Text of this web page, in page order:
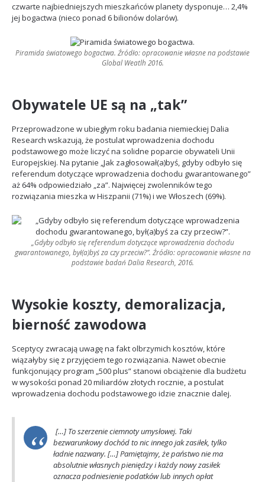
czwarte najbiedniejszych mieszkańców planety dysponuje… 2,4%
jej bogactwa (nieco ponad 6 bilionów dolarów).
Piramida światowego bogactwa. Źródło: opracowanie własne na podstawie
Global Weatlh 2016.
Obywatele UE są na „tak”
Przeprowadzone w ubiegłym roku badania niemieckiej Dalia
Research wskazują, że postulat wprowadzenia dochodu
podstawowego może liczyć na solidne poparcie obywateli Unii
Europejskiej. Na pytanie „Jak zagłosował(a)byś, gdyby odbyło się
referendum dotyczące wprowadzenia dochodu gwarantowanego”
aż 64% odpowiedziało „za”. Najwięcej zwolenników tego
rozwiązania mieszka w Hiszpanii (71%) i we Włoszech (69%).
„Gdyby odbyło się referendum dotyczące wprowadzenia dochodu
gwarantowanego, był(a)byś za czy przeciw?”. Źródło: opracowanie własne na
podstawie badań Dalia Research, 2016.
Wysokie koszty, demoralizacja,
bierność zawodowa
Sceptycy zwracają uwagę na fakt olbrzymich kosztów, które
wiązałyby się z przyjęciem tego rozwiązania. Nawet obecnie
funkcjonujący program „500 plus” stanowi obciążenie dla budżetu
w wysokości ponad 20 miliardów złotych rocznie, a postulat
wprowadzenia dochodu podstawowego idzie znacznie dalej.
[…] To szerzenie ciemnoty umysłowej. Taki
bezwarunkowy dochód to nic innego jak zasiłek, tylko
ładnie nazwany. […] Pamiętajmy, że państwo nie ma
absolutnie własnych pieniędzy i każdy nowy zasiłek
oznacza podniesienie podatków lub innych opłat